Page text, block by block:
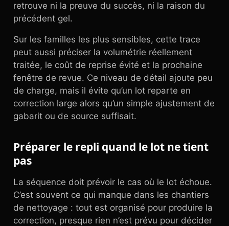
retrouve ni la preuve du succès, ni la raison du
précédent gel.
Sur les familles les plus sensibles, cette trace
peut aussi préciser la volumétrie réellement
traitée, le coût de reprise évité et la prochaine
fenêtre de revue. Ce niveau de détail ajoute peu
de charge, mais il évite qu’un lot reparte en
correction large alors qu’un simple ajustement de
gabarit ou de source suffisait.
Préparer le repli quand le lot ne tient
pas
La séquence doit prévoir le cas où le lot échoue.
C’est souvent ce qui manque dans les chantiers
de nettoyage : tout est organisé pour produire la
correction, presque rien n’est prévu pour décider